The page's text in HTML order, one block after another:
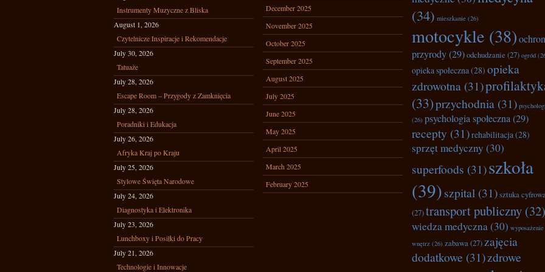
Instrumenty Muzyczne z Bliska
August 1, 2026
Czytelnicze Inspiracje i Rekomendacje
July 30, 2026
Tatuaże
July 28, 2026
Escape Room – Przygody z Zamknięcia
July 28, 2026
Poradniki i Edukacja
July 26, 2026
Afryka Kraj po Kraju
July 25, 2026
Stylowe Święta Narodowe
July 24, 2026
Diagnostyka i Elektronika
July 23, 2026
Lunchboxy i Posiłki do Pracy
July 21, 2026
Technologie i Innowacje
December 2025
November 2025
October 2025
September 2025
August 2025
July 2025
June 2025
May 2025
April 2025
March 2025
February 2025
(34) mieszkanie (26)
motocykle (38)
przyrody(29)odchudzanie (27) ogród
opieka społeczna(28) opieka
zdrowotna (31)
(33)przychodnia (31)
(26) psychologia społeczna(29)
recepty (31)rehabilitacja(28)
sprzęt medyczny (30)
superfoods (31)szkoła
(39)szpital (31)sztuka
(27)transport publiczny (32)
wiedza medyczna(30) wyposażenie
wnętrz (26) zabawa(27) zajęcia
dodatkowe (31)zdrowe